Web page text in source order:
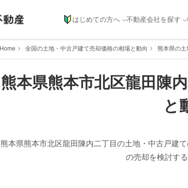
はじめての方へ 不動産会社を探す
Home 全国の土地・中古戸建て売却価格の相場と動向 熊本県の土
熊本県熊本市北区龍田陳
と
熊本県熊本市北区龍田陳内二丁目 の土地・中古戸建
の売却を検討す